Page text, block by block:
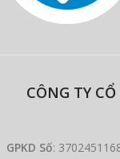
CÔNG TY
GPKD Số: